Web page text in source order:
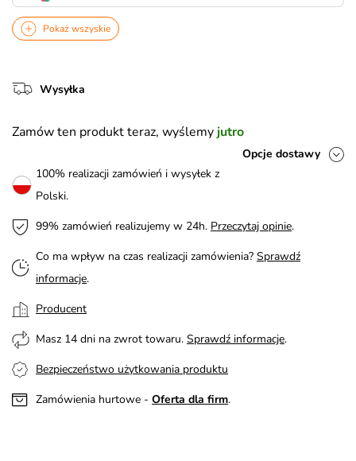
Pokaż wszyskie
Wysyłka
Zamów ten produkt teraz, wyślemy jutro
Opcje dostawy
100% realizacji zamówień i wysyłek z
Polski.
99% zamówień realizujemy w 24h. Przeczytaj opinie.
Co ma wpływ na czas realizacji zamówienia? Sprawdź
informacje.
Producent
Masz 14 dni na zwrot towaru. Sprawdź informacje.
Bezpieczeństwo użytkowania produktu
Zamówienia hurtowe - Oferta dla firm.